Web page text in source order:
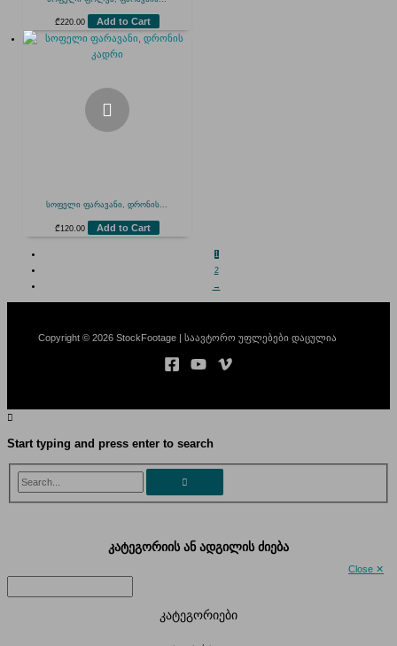
₾220.00 Add to Cart
სოფელი ფარავანი, დრონის...
₾ 120.00 Add to Cart
1
2
→
Copyright © 2026 StockFootage | საავტორო უფლებები დაცულია
Start typing and press enter to search
Search...
Close ✕
კატეგორიის ან ადგილის ძიება
კატეგორიები